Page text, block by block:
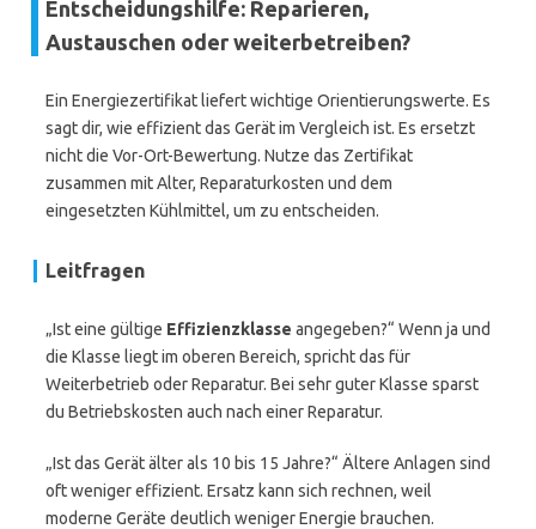
Entscheidungshilfe: Reparieren,
Austauschen oder weiterbetreiben?
Ein Energiezertifikat liefert wichtige Orientierungswerte. Es
sagt dir, wie effizient das Gerät im Vergleich ist. Es ersetzt
nicht die Vor-Ort-Bewertung. Nutze das Zertifikat
zusammen mit Alter, Reparaturkosten und dem
eingesetzten Kühlmittel, um zu entscheiden.
Leitfragen
„Ist eine gültige Effizienzklasse angegeben?“ Wenn ja und
die Klasse liegt im oberen Bereich, spricht das für
Weiterbetrieb oder Reparatur. Bei sehr guter Klasse sparst
du Betriebskosten auch nach einer Reparatur.
„Ist das Gerät älter als 10 bis 15 Jahre?“ Ältere Anlagen sind
oft weniger effizient. Ersatz kann sich rechnen, weil
moderne Geräte deutlich weniger Energie brauchen.